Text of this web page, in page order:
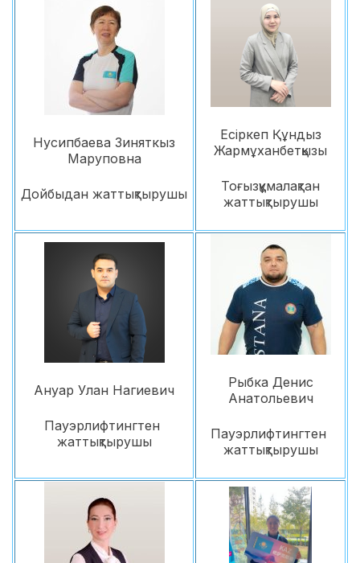
Нусипбаева Зиняткыз
Маруповна
Дойбыдан жаттықтырушы
Есіркеп Құндыз
Жармұханбетқызы
Тоғызқұмалақтан
жаттықтырушы
Ануар Улан Нагиевич
Пауэрлифтингтен
жаттықтырушы
Рыбка Денис
Анатольевич
Пауэрлифтингтен
жаттықтырушы